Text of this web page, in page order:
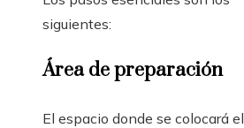
siguientes:
Área de preparación
El espacio donde se colocará el